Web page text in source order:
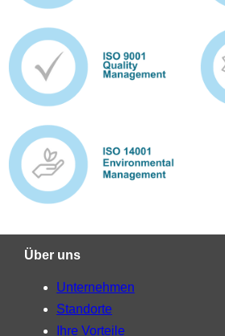
Über uns
Unternehmen
Standorte
Ihre Vorteile